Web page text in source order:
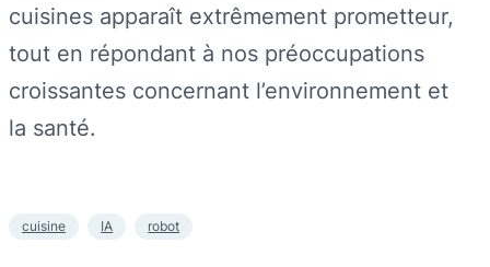
cuisines apparaît extrêmement prometteur,
tout en répondant à nos préoccupations
croissantes concernant l’environnement et
la santé.
cuisine IA robot